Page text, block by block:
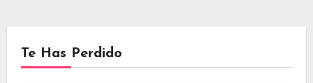
Te Has Perdido